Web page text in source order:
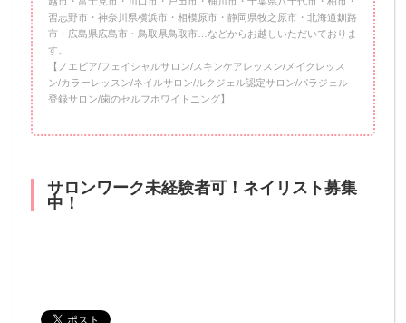
習志野市・神奈川県横浜市・相模原市・静岡県牧之原市・北海道釧路
市・広島県広島市・鳥取県鳥取市…などからお越しいただいておりま
す。
【ノエビア/フェイシャルサロン/スキンケアレッスン/メイクレッス
ン/カラーレッスン/ネイルサロン/ルクジェル認定サロン/パラジェル
登録サロン/歯のセルフホワイトニング】
サロンワーク未経験者可！ネイリスト募集
中！